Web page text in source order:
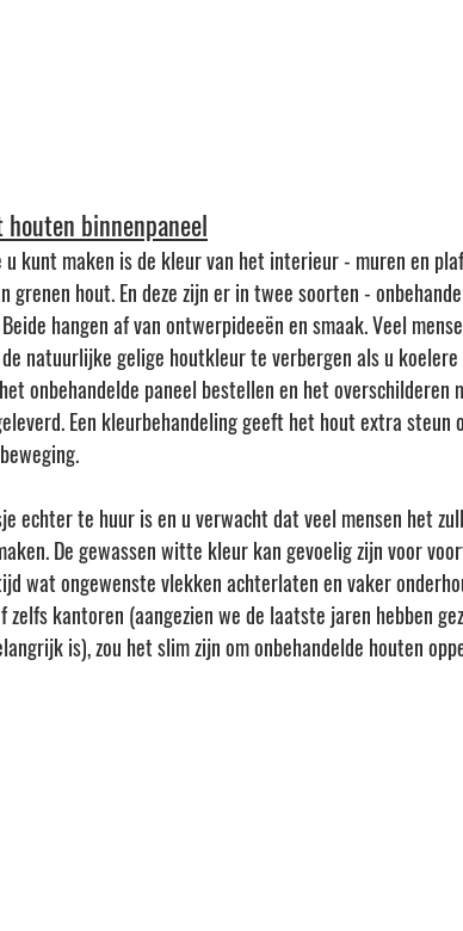
binnenpaneel
kunt maken is de kleur van het interieur - muren en
grenen hout. En deze zijn er in twee soorten -
hangen af van ontwerpideeën en smaak. Veel
natuurlijke gelige houtkleur te verbergen als u
onbehandelde paneel bestellen en het overschilderen
Een kleurbehandeling geeft het hout extra steun
echter te huur is en u verwacht dat veel mensen het
De gewassen witte kleur kan gevoelig zijn voor
wat ongewenste vlekken achterlaten en vaker
kantoren (aangezien we de laatste jaren hebben
is), zou het slim zijn om onbehandelde houten